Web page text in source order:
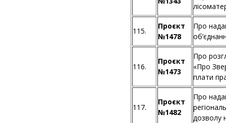
115.
Проєкт
№1478
Про
116.
Проєкт
№1473
Про
«Про
плати
117.
Проєкт
№1482
Про
дозволу